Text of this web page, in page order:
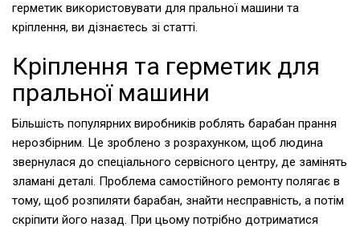
герметик використовувати для пральної машини та
кріплення, ви дізнаєтесь зі статті.
Кріплення та герметик для
пральної машини
Більшість популярних виробників роблять барабан прання
нерозбірним. Це зроблено з розрахунком, щоб людина
звернулася до спеціального сервісного центру, де замінять
зламані деталі. Проблема самостійного ремонту полягає в
тому, щоб розпиляти барабан, знайти несправність, а потім
скріпити його назад. При цьому потрібно дотриматися